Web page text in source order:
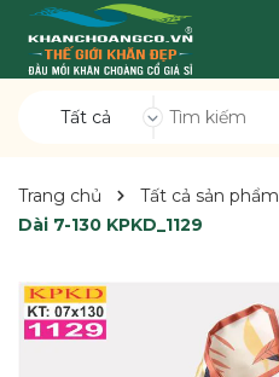
Tất cả
Trang chủ Tất cả sản phẩm
Dài 7-130 KPKD_1129